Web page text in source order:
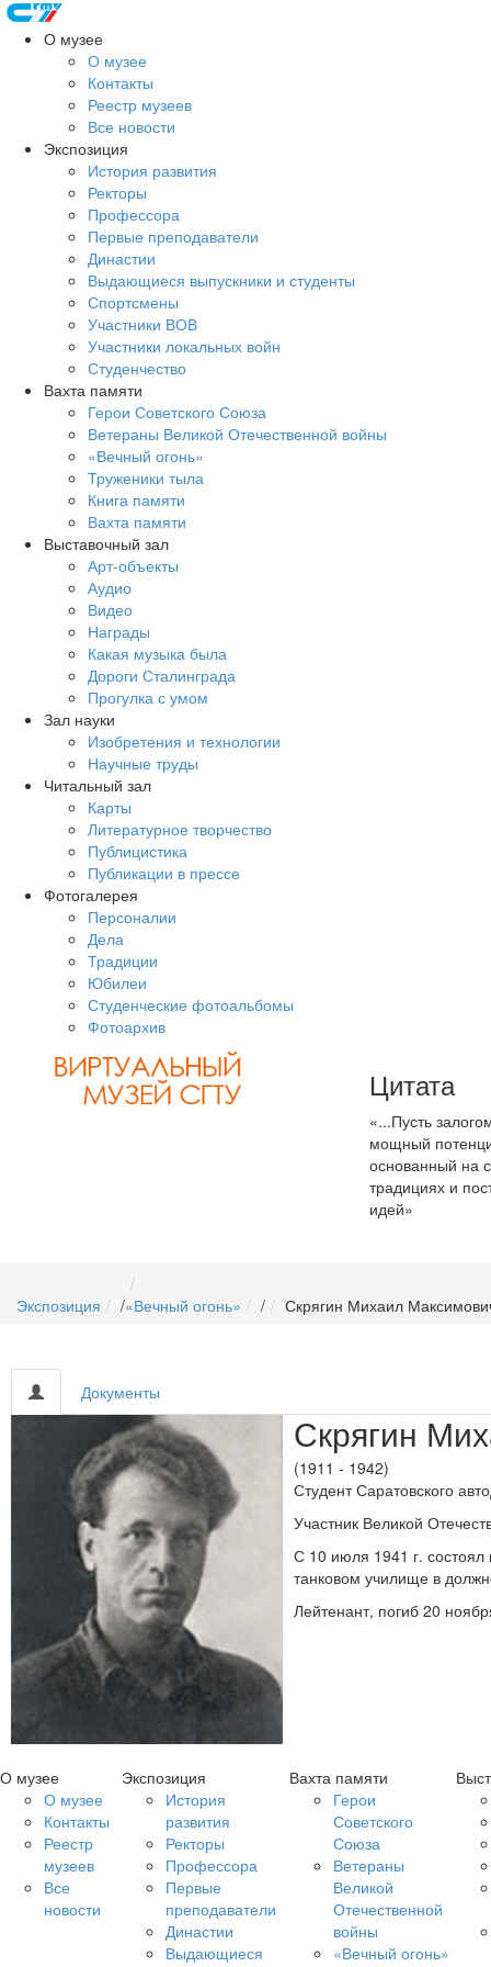
О музее
О музее
Контакты
Реестр музеев
Все новости
Экспозиция
История развития
Ректоры
Профессора
Первые преподаватели
Династии
Выдающиеся выпускники и студенты
Спортсмены
Участники ВОВ
Участники локальных войн
Студенчество
Вахта памяти
Герои Советского Союза
Ветераны Великой Отечественной войны
«Вечный огонь»
Труженики тыла
Книга памяти
Вахта памяти
Выставочный зал
Арт-объекты
Аудио
Видео
Награды
Какая музыка была
Дороги Сталинграда
Прогулка с умом
Зал науки
Изобретения и технологии
Научные труды
Читальный зал
Карты
Литературное творчество
Публицистика
Публикации в прессе
Фотогалерея
Персоналии
Дела
Традиции
Юбилеи
Студенческие фотоальбомы
Фотоархив
Цитата
«...Пусть
мощный
основанный на
традициях и
идей»
Экспозиция /«Вечный огонь» / Скрягин Михаил
Документы
Скрягин
(1911 - 1942)
Студент Саратовского
Участник Великой
С 10 июля 1941 г.
танковом училище в
Лейтенант, погиб 20
О музее
О музее
Контакты
Реестр
музеев
Все
новости
Экспозиция
История
развития
Ректоры
Профессора
Первые
преподаватели
Династии
Выдающиеся
Вахта памяти
Герои
Советского
Союза
Ветераны
Великой
Отечественной
войны
«Вечный огонь»